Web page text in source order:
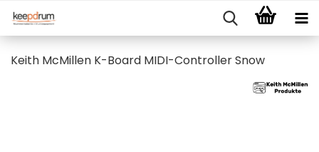
Keith McMillen K-Board MIDI-Controller Snow